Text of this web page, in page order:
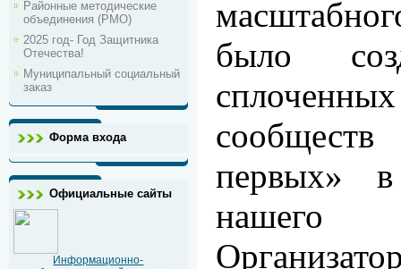
Районные методические
объединения (РМО)
2025 год- Год Защитника
Отечества!
Муниципальный социальный
заказ
Форма входа
Официальные сайты
Информационно-
было
первых»